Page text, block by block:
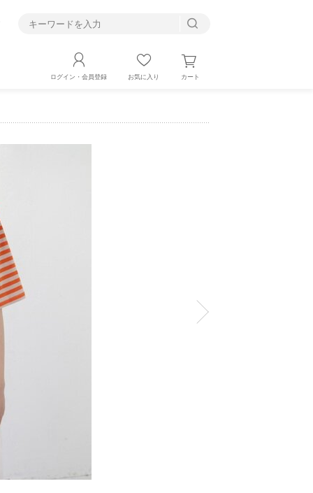
ログイン・会員登録 お気に入り カート